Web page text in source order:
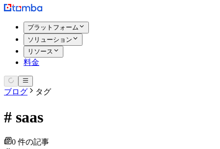
プラットフォーム
ソリューション
リソース
料金
ブログ タグ
# saas
0 件の記事